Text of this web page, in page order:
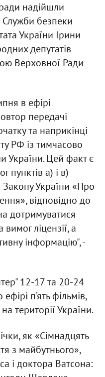
надійшли
Служби безпеки
України Ірини
депутатів
Верховної Ради
в ефірі
передачі
та наприкінці
РФ із тимчасово
України. Цей факт є
пунктів а) і в)
Закону України «Про
відповідно до
дотримуватися
ліцензії, а
інформацію", -
12-17 та 20-24
п’ять фільмів,
території України.
як «Сімнадцять
з майбутнього»,
і доктора Ватсона: